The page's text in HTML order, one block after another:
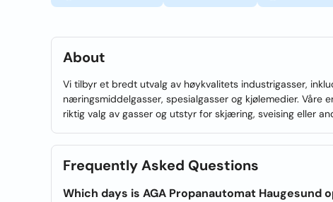
About
Vi tilbyr et bredt utvalg av høykvalitets industrigasser,
næringsmiddelgasser, spesialgasser og kjølemedier.
riktig valg av gasser og utstyr for skjæring, sveising eller
Frequently Asked Questions
Which days is AGA Propanautomat Haugesund